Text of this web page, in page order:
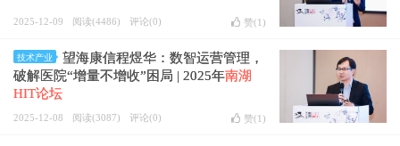
2025-12-09 阅读(4486) 评论(0) 赞(1 )
技术产业
望海康信程煜华：数智运营管理，
破解医院“增量不增收”困局 | 2025年南湖
HIT论坛
2025-12-08 阅读(3087) 评论(0) 赞(1 )